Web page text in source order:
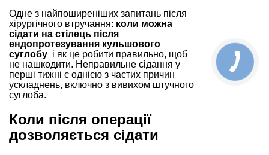
Одне з найпоширеніших запитань після
хірургічного втручання: коли можна
сідати на стілець після
ендопротезування кульшового
суглобу і як це робити правильно, щоб
не нашкодити. Неправильне сідання у
перші тижні є однією з частих причин
ускладнень, включно з вивихом штучного
суглоба.
Коли після операції
дозволяється сідати